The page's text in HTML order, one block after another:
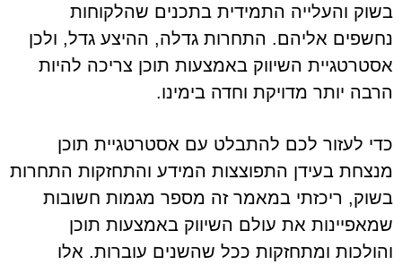
בשוק והעלייה התמידית בתכנים שהלקוחות
נחשפים אליהם. התחרות גדלה, ההיצע גדל, ולכן
אסטרטגיית השיווק באמצעות תוכן צריכה להיות
הרבה יותר מדויקת וחדה בימינו.
כדי לעזור לכם להתבלט עם אסטרטגיית תוכן
מנצחת בעידן התפוצצות המידע והתחזקות התחרות
בשוק, ריכזתי במאמר זה מספר מגמות חשובות
שמאפיינות את עולם השיווק באמצעות תוכן
והולכות ומתחזקות ככל שהשנים עוברות. אלו